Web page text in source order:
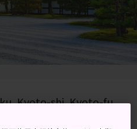
Kyoto-shi, Kyoto-fu